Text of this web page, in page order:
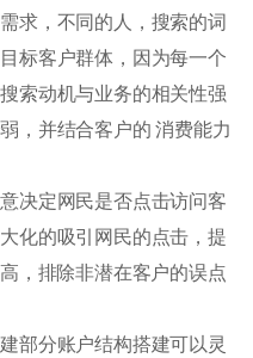
求，不同的人，搜索的词
标客户群体，因为每一个
索动机与业务的相关性强
，并结合客户的 消费能力
决定网民是否点击访问客
化的吸引网民的点击，提
，排除非潜在客户的误点
部分账户结构搭建可以灵